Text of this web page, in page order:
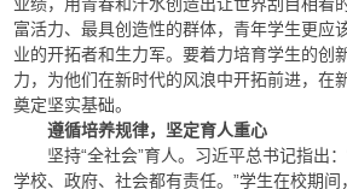
富活力、最具创造性的群体，青年学生更应
业的开拓者和生力军。要着力培育学生的创
力，为他们在新时代的风浪中开拓前进，在
奠定坚实基础。
遵循培养规律，坚定育人重心
坚持“全社会”育人。习近平总书记指出
学校、政府、社会都有责任。”学生在校期